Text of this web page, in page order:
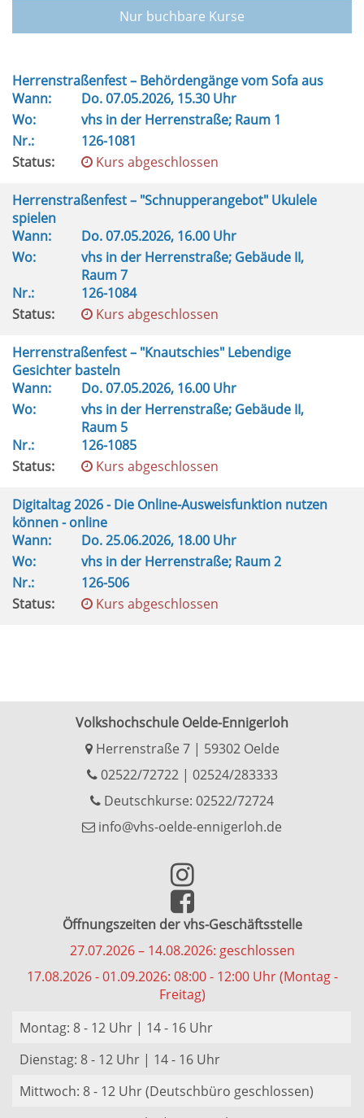
Nur buchbare Kurse
Herrenstraßenfest – Behördengänge vom Sofa aus
Wann:
Do.07.05.2026, 15.30 Uhr
Wo:
vhs in der Herrenstraße; Raum 1
Nr.:
126-1081
Status:
Kurs abgeschlossen
Herrenstraßenfest – "Schnupperangebot" Ukulele
spielen
Wann:
Do.07.05.2026, 16.00 Uhr
Wo:
vhs in der Herrenstraße; Gebäude II,
Raum 7
Nr.:
126-1084
Status:
Kurs abgeschlossen
Herrenstraßenfest – "Knautschies" Lebendige
Gesichter basteln
Wann:
Do.07.05.2026, 16.00 Uhr
Wo:
vhs in der Herrenstraße; Gebäude II,
Raum 5
Nr.:
126-1085
Status:
Kurs abgeschlossen
Digitaltag 2026 - Die Online-Ausweisfunktion nutzen
können - online
Wann:
Do.25.06.2026, 18.00 Uhr
Wo:
vhs in der Herrenstraße; Raum 2
Nr.:
126-506
Status:
Kurs abgeschlossen
Volkshochschule Oelde-Ennigerloh
Herrenstraße 7 | 59302 Oelde
02522/72722| 02524/283333
Deutschkurse: 02522/72724
info@vhs-oelde-ennigerloh.de
Öffnungszeiten der vhs-Geschäftsstelle
27.07.2026 – 14.08.2026: geschlossen
17.08.2026 - 01.09.2026: 08:00 - 12:00 Uhr (Montag -
Freitag)
Montag: 8 - 12 Uhr | 14 - 16 Uhr
Dienstag: 8 - 12 Uhr | 14 - 16 Uhr
Mittwoch: 8 - 12 Uhr (Deutschbüro geschlossen)